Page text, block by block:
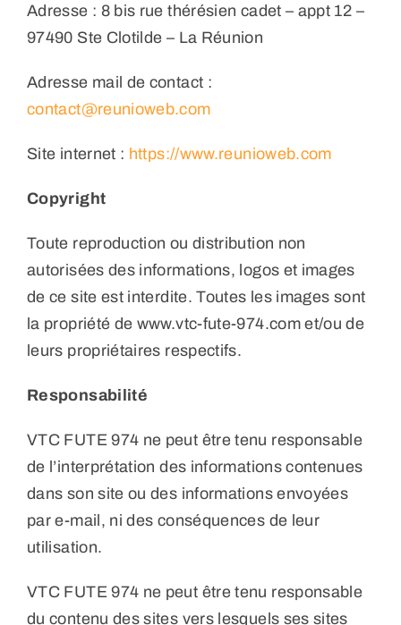
Adresse : 8 bis rue thérésien cadet – appt 12 –
97490 Ste Clotilde – La Réunion
Adresse mail de contact :
contact@reunioweb.com
Site internet : https://www.reunioweb.com
Copyright
Toute reproduction ou distribution non
autorisées des informations, logos et images
de ce site est interdite. Toutes les images sont
la propriété de www.vtc-fute-974.com et/ou de
leurs propriétaires respectifs.
Responsabilité
VTC FUTE 974 ne peut être tenu responsable
de l’interprétation des informations contenues
dans son site ou des informations envoyées
par e-mail, ni des conséquences de leur
utilisation.
VTC FUTE 974 ne peut être tenu responsable
du contenu des sites vers lesquels ses sites